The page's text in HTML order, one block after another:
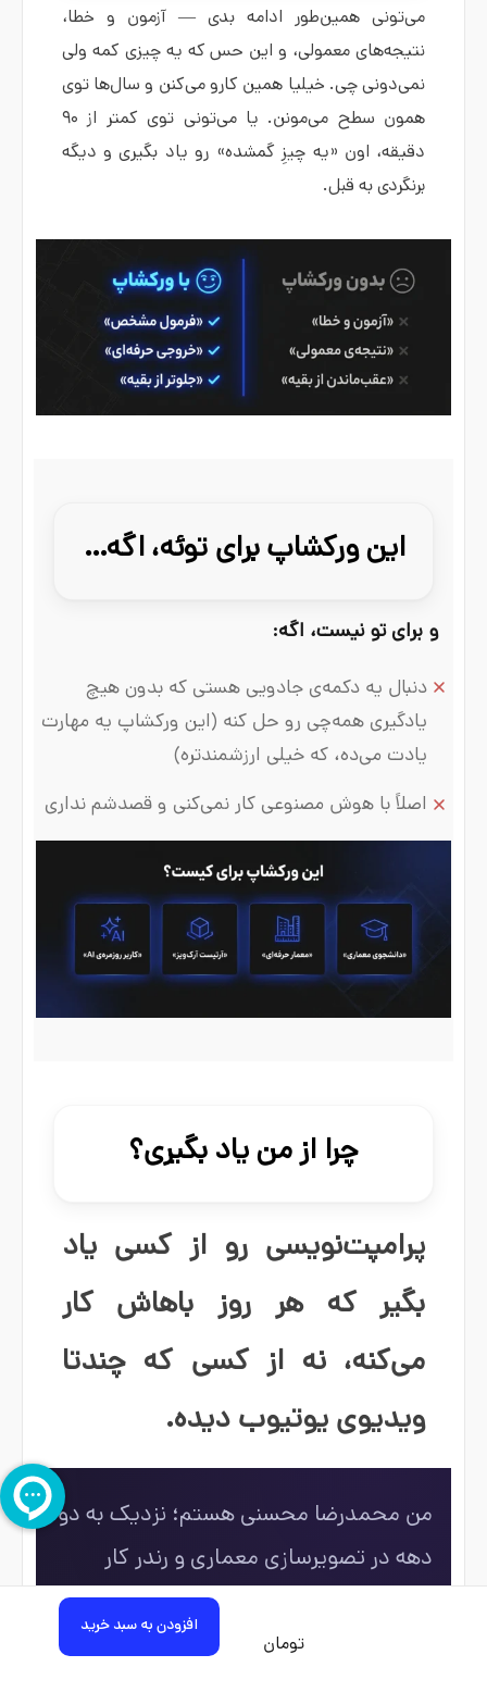
می‌تونی همین‌طور ادامه بدی — آزمون و خطا،
نتیجه‌های معمولی، و این حس که یه چیزی کمه ولی
نمی‌دونی چی. خیلیا همین کارو می‌کنن و سال‌ها توی
همون سطح می‌مونن. یا می‌تونی توی کمتر از ۹۰
دقیقه، اون «یه چیزِ گمشده» رو یاد بگیری و دیگه
برنگردی به قبل.
این ورکشاپ برای توئه، اگه…
و برای تو نیست، اگه:
دنبال یه دکمه‌ی جادویی هستی که بدون هیچ
یادگیری همه‌چی رو حل کنه (این ورکشاپ یه مهارت
یادت می‌ده، که خیلی ارزشمندتره)
اصلاً با هوش مصنوعی کار نمی‌کنی و قصدشم نداری
چرا از من یاد بگیری؟
پرامپت‌نویسی رو از کسی یاد
بگیر که هر روز باهاش کار
می‌کنه، نه از کسی که چندتا
ویدیوی یوتیوب دیده.
من محمدرضا محسنی هستم؛ نزدیک به دو
دهه در تصویرسازی معماری و رندر کار
کرده‌م، و این روزها از هوش مصنوعی
به‌عنوان بخشی از همون کار روزمره استفاده
تومان
افزودن به سبد خرید